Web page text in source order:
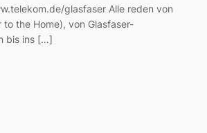
glasfaser Alle reden von
to the Home), von Glasfaser-
bis ins […]